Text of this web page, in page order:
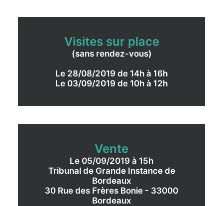
Visites sur place
(sans rendez-vous)
Le 28/08/2019 de 14h à 16h
Le 03/09/2019 de 10h à 12h
Vente
Le 05/09/2019 à 15h
Tribunal de Grande Instance de
Bordeaux
30 Rue des Frères Bonie - 33000
Bordeaux